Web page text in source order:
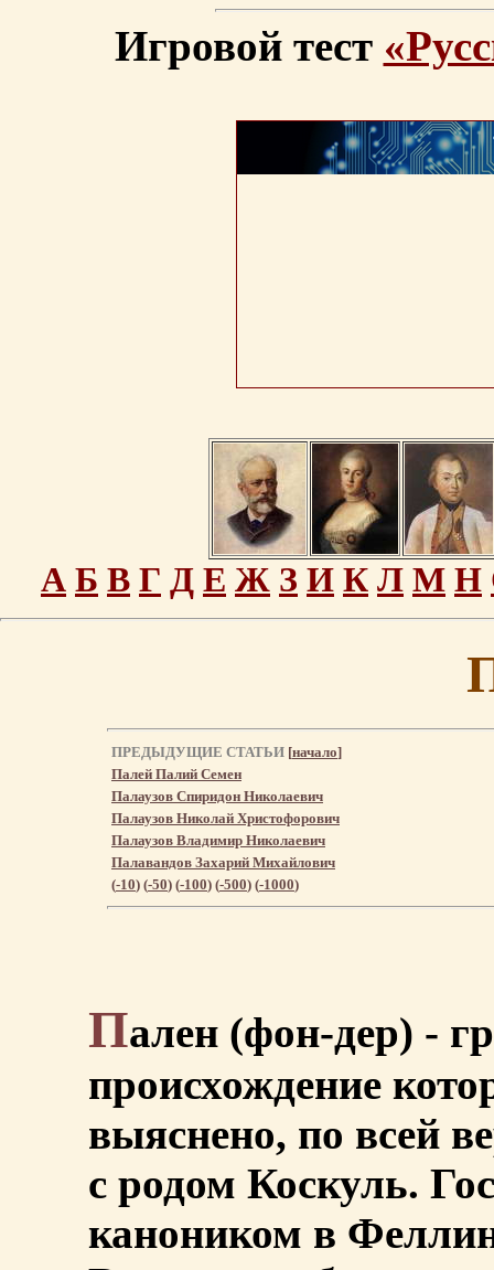
Игровой тест
А Б В Г Д Е Ж З И К Л М Н
ПРЕДЫДУЩИЕ СТАТЬИ [начало]
Палей Палий Семен
Палаузов Спиридон Николаевич
Палаузов Николай Христофорович
Палаузов Владимир Николаевич
Палавандов Захарий Михайлович
(-10) (-50) (-100) (-500) (-1000)
Пален (фон-дер) -
происхождение
выяснено, по всей
с родом Коскуль.
каноником в